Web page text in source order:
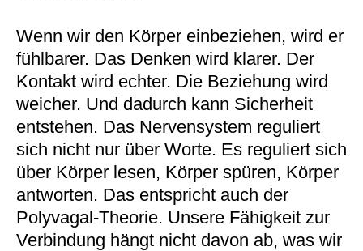
Wenn wir den Körper einbeziehen, wird er
fühlbarer. Das Denken wird klarer. Der
Kontakt wird echter. Die Beziehung wird
weicher. Und dadurch kann Sicherheit
entstehen. Das Nervensystem reguliert
sich nicht nur über Worte. Es reguliert sich
über Körper lesen, Körper spüren, Körper
antworten. Das entspricht auch der
Polyvagal-Theorie. Unsere Fähigkeit zur
Verbindung hängt nicht davon ab, was wir